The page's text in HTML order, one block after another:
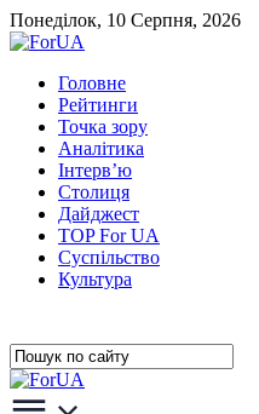
Понеділок, 10 Серпня, 2026
Головне
Рейтинги
Точка зору
Аналітика
Інтерв’ю
Столиця
Дайджест
TOP For UA
Суспiльство
Культура